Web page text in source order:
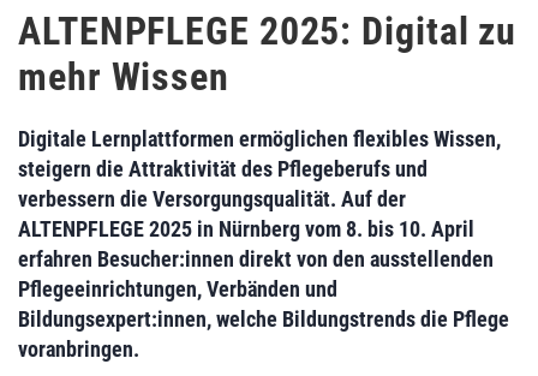
ALTENPFLEGE 2025: Digital zu
mehr Wissen
Digitale Lernplattformen ermöglichen flexibles Wissen,
steigern die Attraktivität des Pflegeberufs und
verbessern die Versorgungsqualität. Auf der
ALTENPFLEGE 2025 in Nürnberg vom 8. bis 10. April
erfahren Besucher:innen direkt von den ausstellenden
Pflegeeinrichtungen, Verbänden und
Bildungsexpert:innen, welche Bildungstrends die Pflege
voranbringen.